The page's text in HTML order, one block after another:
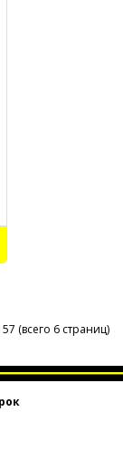
(всего 6 страниц)